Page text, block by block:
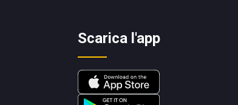
Scarica l'app